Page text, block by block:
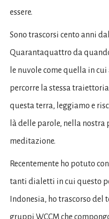
essere.
Sono trascorsi cento anni
Quarantaquattro da
le nuvole come quella in cui
percorre la stessa
questa terra, leggiamo e
là delle parole, nella
meditazione.
Recentemente ho potuto
tanti dialetti in cui questo
Indonesia, ho trascorso del
gruppi WCCM che